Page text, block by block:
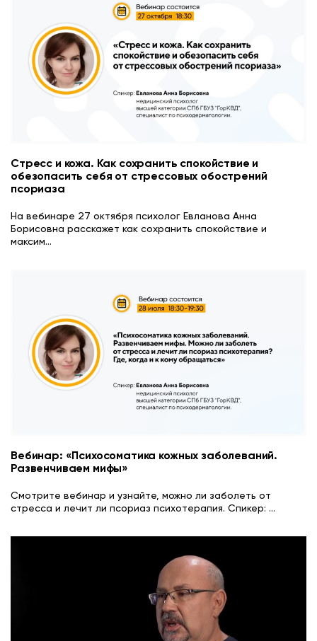
Стресс и кожа. Как сохранить спокойствие и
обезопасить себя от стрессовых обострений
псориаза
На вебинаре 27 октября психолог Евланова Анна
Борисовна расскажет как сохранить спокойствие и
максим...
Вебинар: «Психосоматика кожных заболеваний.
Развенчиваем мифы»
Смотрите вебинар и узнайте, можно ли заболеть от
стресса и лечит ли псориаз психотерапия. Спикер: ...